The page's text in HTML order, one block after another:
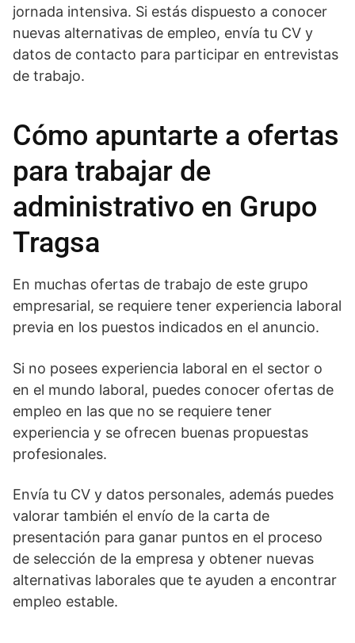
jornada intensiva. Si estás dispuesto a conocer
nuevas alternativas de empleo, envía tu CV y
datos de contacto para participar en entrevistas
de trabajo.
Cómo apuntarte a ofertas
para trabajar de
administrativo en Grupo
Tragsa
En muchas ofertas de trabajo de este grupo
empresarial, se requiere tener experiencia laboral
previa en los puestos indicados en el anuncio.
Si no posees experiencia laboral en el sector o
en el mundo laboral, puedes conocer ofertas de
empleo en las que no se requiere tener
experiencia y se ofrecen buenas propuestas
profesionales.
Envía tu CV y datos personales, además puedes
valorar también el envío de la carta de
presentación para ganar puntos en el proceso
de selección de la empresa y obtener nuevas
alternativas laborales que te ayuden a encontrar
empleo estable.